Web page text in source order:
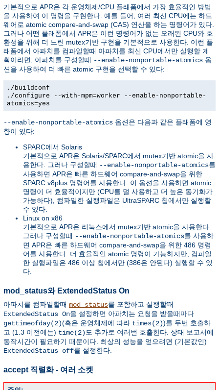
기본적으로 APR은 각 운영체제/CPU 플래폼에서 가장 효율적인 방법
을 사용하여 이 명령을 구현한다. 예를 들어, 여러 최신 CPU에는 하드
웨어로 atomic compare-and-swap (CAS) 연산을 하는 명령어가 있다.
그러나 어떤 플래폼에서 APR은 이런 명령어가 없는 오래된 CPU와 호
환성을 위해 더 느린 mutex기반 구현을 기본적으로 사용한다. 이런 플
래폼에서 아파치를 컴파일할때 아파치를 최신 CPU에서만 실행할 계
획이라면, 아파치를 구성할때 --enable-nonportable-atomics 옵
션을 사용하여 더 빠른 atomic 구현을 선택할 수 있다:
./buildconf
./configure --with-mpm=worker --enable-nonportable-
atomics=yes
--enable-nonportable-atomics 옵션은 다음과 같은 플래폼에 영
향이 있다:
SPARC에서 Solaris
기본적으로 APR은 Solaris/SPARC에서 mutex기반 atomic을 사
용한다. 그러나 구성할때 --enable-nonportable-atomics를
사용하면 APR은 빠른 하드웨어 compare-and-swap을 위한
SPARC v8plus 명령어를 사용한다. 이 옵션을 사용하면 atomic
명령이 더 효율적이지만 (CPU를 덜 사용하고 더 높은 동기화가
가능하다), 컴파일한 실행파일은 UltraSPARC 칩에서만 실행할
수 있다.
Linux on x86
기본적으로 APR은 리눅스에서 mutex기반 atomic을 사용한다.
그러나 구성할때 --enable-nonportable-atomics를 사용하
면 APR은 빠른 하드웨어 compare-and-swap을 위한 486 명령
어를 사용한다. 더 효율적인 atomic 명령이 가능하지만, 컴파일
한 실행파일은 486 이상 칩에서만 (386은 안된다) 실행할 수 있
다.
mod_status와 ExtendedStatus On
아파치를 컴파일할때 mod_status를 포함하고 실행할때
ExtendedStatus On을 설정하면 아파치는 요청을 받을때마다
gettimeofday(2)(혹은 운영체제에 따라 times(2))를 두번 호출하
고 (1.3 이전에는) time(2) 도 추가로 여러번 호출한다. 상태 보고서에
동작시간이 필요하기 때문이다. 최상의 성능을 얻으려면 (기본값인)
ExtendedStatus off를 설정한다.
accept 직렬화 - 여러 소켓